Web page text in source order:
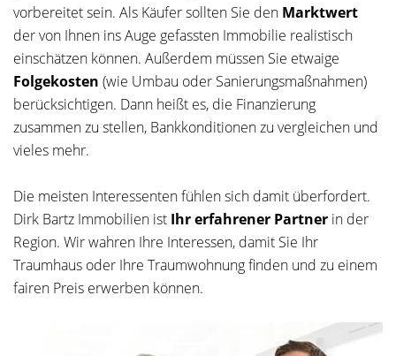
vorbereitet sein. Als Käufer sollten Sie den Marktwert
der von Ihnen ins Auge gefassten Immobilie realistisch
einschätzen können. Außerdem müssen Sie etwaige
Folgekosten (wie Umbau oder Sanierungsmaßnahmen)
berücksichtigen. Dann heißt es, die Finanzierung
zusammen zu stellen, Bankkonditionen zu vergleichen und
vieles mehr.
Die meisten Interessenten fühlen sich damit überfordert.
Dirk Bartz Immobilien ist Ihr erfahrener Partner in der
Region. Wir wahren Ihre Interessen, damit Sie Ihr
Traumhaus oder Ihre Traumwohnung finden und zu einem
fairen Preis erwerben können.